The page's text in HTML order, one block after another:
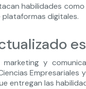
habilidades como
plataformas digitales.
marketing y
entregan las